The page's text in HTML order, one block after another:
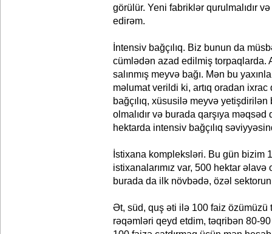
görülür. Yeni fabriklər qurulmalıdır
edirəm.
İntensiv bağçılıq. Biz bunun da
cümlədən azad edilmiş torpaqlarda.
salınmış meyvə bağı. Mən bu
məlumat verildi ki, artıq oradan
bağçılıq, xüsusilə meyvə
olmalıdır və burada qarşıya
hektarda intensiv bağçılıq
İstixana kompleksləri. Bu gün bizim
istixanalarımız var, 500 hektar əlavə
burada da ilk növbədə, özəl
Ət, süd, quş əti ilə 100 faiz özümüzü
rəqəmləri qeyd etdim, təqribən 80-